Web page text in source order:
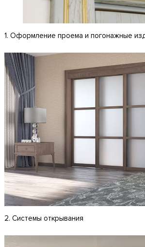
1. Оформление проема и погонажные
2. Системы открывания